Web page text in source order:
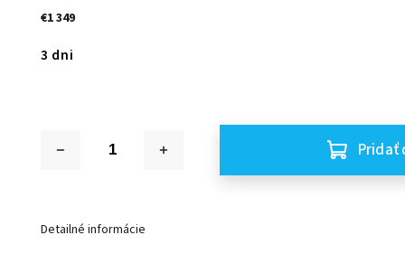
€1 349
3 dni
Pridať
Detailné informácie